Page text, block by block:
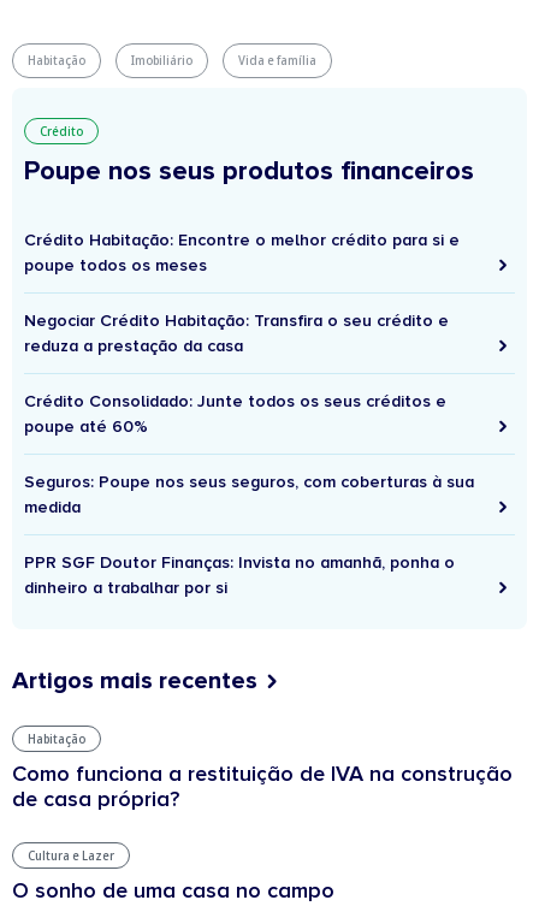
Habitação Imobiliário Vida e família
Crédito
Poupe nos seus produtos financeiros
Crédito Habitação: Encontre o melhor crédito para si e
poupe todos os meses
Negociar Crédito Habitação: Transfira o seu crédito e
reduza a prestação da casa
Crédito Consolidado: Junte todos os seus créditos e
poupe até 60%
Seguros: Poupe nos seus seguros, com coberturas à sua
medida
PPR SGF Doutor Finanças: Invista no amanhã, ponha o
dinheiro a trabalhar por si
Artigos mais recentes
Habitação
Como funciona a restituição de IVA na construção
de casa própria?
Cultura e Lazer
O sonho de uma casa no campo